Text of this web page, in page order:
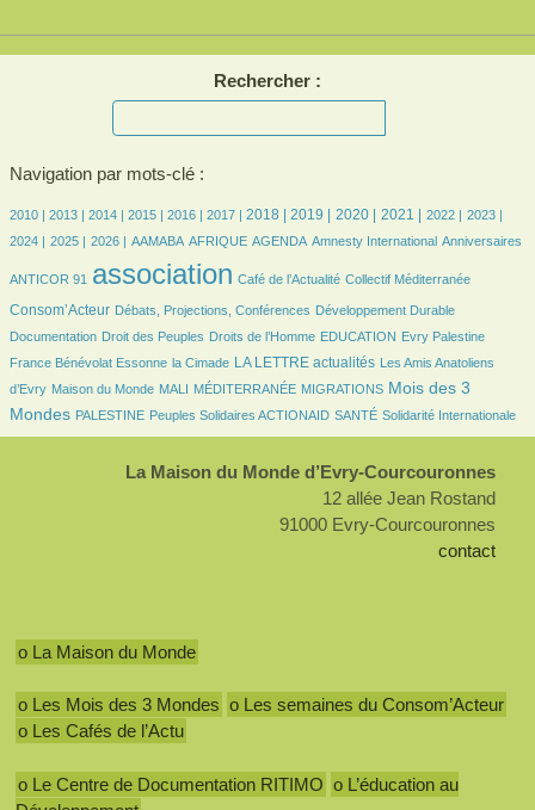
Rechercher :
Navigation par mots-clé :
7/2706
2010 |
16/2706
2013 |
212/2706 2014 |
391/2706 2015 |
516/2706 2016 |
538/2706 2017 |
697/2706 2018 |
731/2706 2019 |
699/2706 2020 |
720/2706 2021 |
544/2706 2022 |
544/2706 2023 |
571/2706
2024 |
539/2706
2025 |
511/2706 2026 |
95/2706 AAMABA
226/2706 AFRIQUE
516/2706 AGENDA
18/2706 Amnesty International
34/2706 Anniversaires
22/2706
ANTICOR 91 association Café de l’Actualité Collectif Méditerranée
Consom’Acteur
157/2706 Débats, Projections, Conférences
166/2706 Développement Durable
61/2706
Documentation
36/2706 Droit des Peuples
168/2706 Droits de l’Homme
47/2706 EDUCATION
7/2706 Evry Palestine
95/2706
France Bénévolat Essonne
25/2706 la Cimade
815/2706 LA LETTRE actualités
30/2706
Les Amis Anatoliens
d’Evry
99/2706Maison du Monde
23/2706 MALI
7/2706 MÉDITERRANÉE
137/2706 MIGRATIONS
1111/2706
Mois des 3
Mondes
140/2706PALESTINE
101/2706 Peuples Solidaires ACTIONAID
110/2706 SANTÉ
286/2706 Solidarité Internationale
La Maison du Monde d’Evry-Courcouronnes
12 allée Jean Rostand
91000 Evry-Courcouronnes
contact
o La Maison du Monde
o Les Mois des 3 Mondes o Les semaines du Consom’Acteur
o Les Cafés de l’Actu
o Le Centre de Documentation RITIMO o L’éducation au